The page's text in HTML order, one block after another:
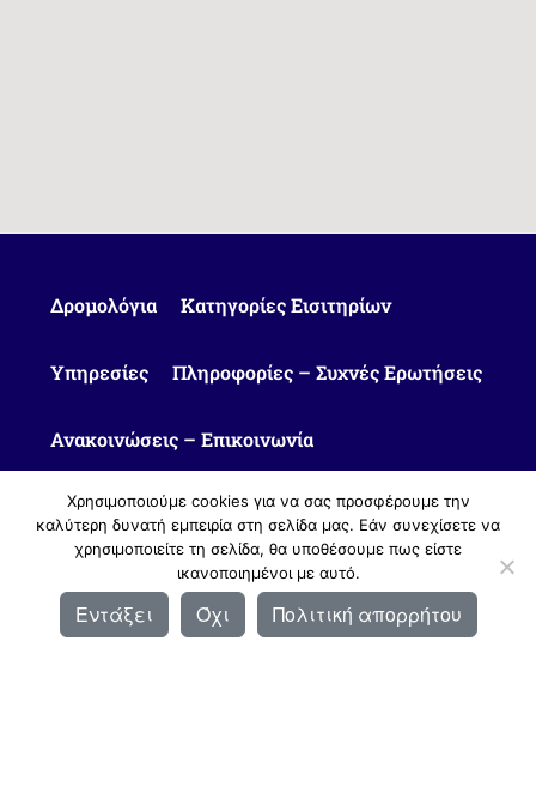
Δρομολόγια Κατηγορίες Εισιτηρίων
Υπηρεσίες Πληροφορίες – Συχνές Ερωτήσεις
Ανακοινώσεις – Επικοινωνία
© 2010 - 2026 Υπεραστικό ΚΤΕΛ Καστοριάς ΑΕ |
Πολιτική Απορρήτου
Σχεδιασμός & Ανάπτυξη:ΙΜΕ Πληροφορική
Χρησιμοποιούμε cookies για να σας προσφέρουμε την
καλύτερη δυνατή εμπειρία στη σελίδα μας. Εάν συνεχίσετε να
χρησιμοποιείτε τη σελίδα, θα υποθέσουμε πως είστε
ικανοποιημένοι με αυτό.
Εντάξει Όχι Πολιτική απορρήτου